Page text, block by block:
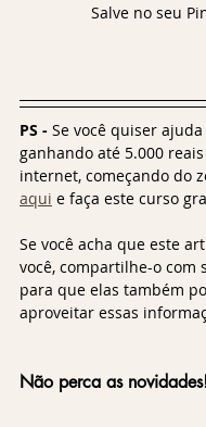
Salve no seu
PS - Se você quiser
ganhando até 5.000
internet, começando do
aqui e faça este curso
Se você acha que este
você, compartilhe-o com
para que elas também
aproveitar essas
Não perca as